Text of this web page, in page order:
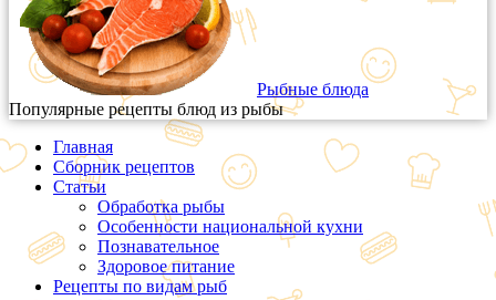
Рыбные блюда
Популярные рецепты блюд из рыбы
Главная
Сборник рецептов
Статьи
Обработка рыбы
Особенности национальной кухни
Познавательное
Здоровое питание
Рецепты по видам рыб